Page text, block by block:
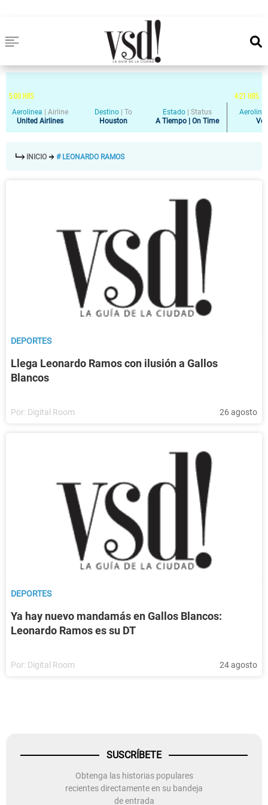
5:00HRS 4:21 HRS
Aerolinea
Airline
United Airlines
Destino
To
Houston
Estado
Status
A Tiempo | On Time
INICIO # LEONARDO RAMOS
DEPORTES
Llega Leonardo Ramos con ilusión a Gallos
Blancos
Por: Digital Room 26 agosto
DEPORTES
Ya hay nuevo mandamás en Gallos Blancos:
Leonardo Ramos es su DT
Por: Digital Room 24 agosto
SUSCRÍBETE
Obtenga las historias populares
recientes directamente en su bandeja
de entrada